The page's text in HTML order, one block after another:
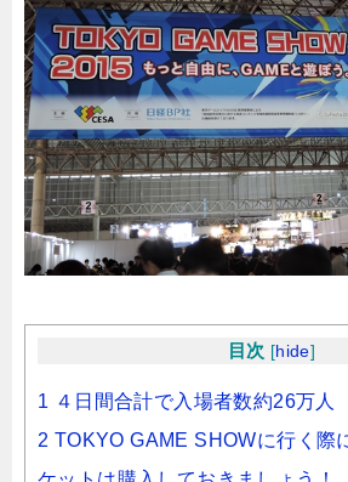
目次 [hide]
1 ４日間合計で入場者数約26万人
2 TOKYO GAME SHOWに行く際